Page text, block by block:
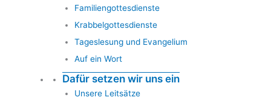
Familiengottesdienste
Krabbelgottesdienste
Tageslesung und Evangelium
Auf ein Wort
Dafür setzen wir uns ein
Unsere Leitsätze